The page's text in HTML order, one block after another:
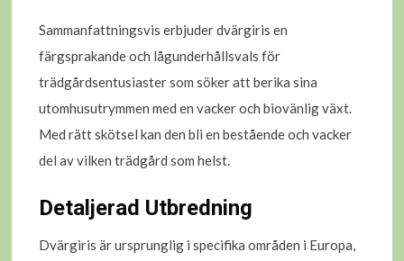
Sammanfattningsvis erbjuder dvärgiris en
färgsprakande och lågunderhållsvals för
trädgårdsentusiaster som söker att berika sina
utomhusutrymmen med en vacker och biovänlig växt.
Med rätt skötsel kan den bli en bestående och vacker
del av vilken trädgård som helst.
Detaljerad Utbredning
Dvärgiris är ursprunglig i specifika områden i Europa,